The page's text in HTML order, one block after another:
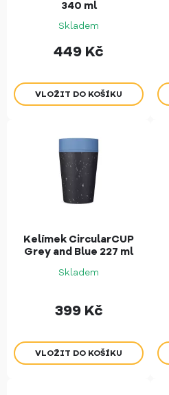
340 ml
Skladem
449 Kč
Kelímek CircularCUP
Grey and Blue 227 ml
Skladem
399 Kč